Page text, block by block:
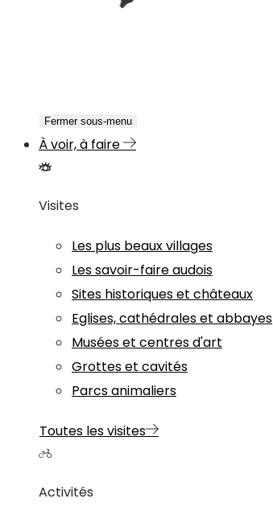
Fermer sous-menu
À voir, à faire
Visites
Les plus beaux villages
Les savoir-faire audois
Sites historiques et châteaux
Eglises, cathédrales et abbayes
Musées et centres d'art
Grottes et cavités
Parcs animaliers
Toutes les visites
Activités